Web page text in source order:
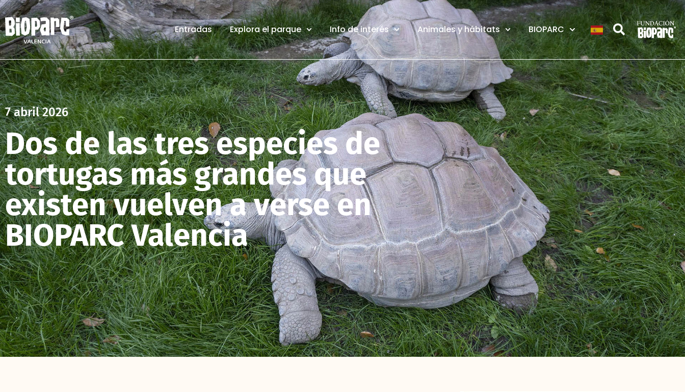
Entradas Explora el parque Info de interés Animales y hábitats BIOPARC
7 abril 2026
Dos de las tres especies de
tortugas más grandes que
existen vuelven a verse en
BIOPARC Valencia